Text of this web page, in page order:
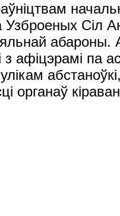
Сіл
з афіцэрамі па
органаў